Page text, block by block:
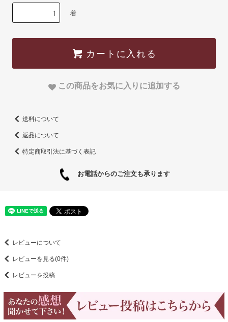
着
カートに入れる
この商品をお気に入りに追加する
送料について
返品について
特定商取引法に基づく表記
お電話からのご注文も承ります
レビューについて
レビューを見る(0件)
レビューを投稿